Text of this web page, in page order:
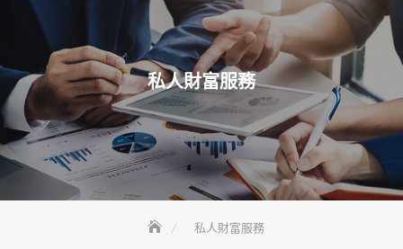
私人財富服務
私人財富服務